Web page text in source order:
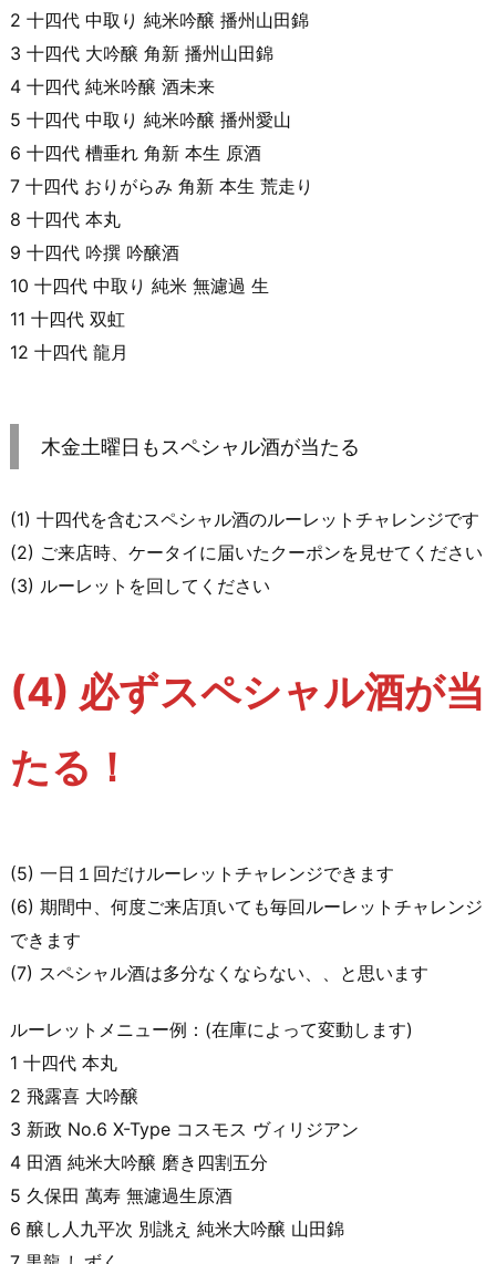
2 十四代 中取り 純米吟醸 播州山田錦
3 十四代 大吟醸 角新 播州山田錦
4 十四代 純米吟醸 酒未来
5 十四代 中取り 純米吟醸 播州愛山
6 十四代 槽垂れ 角新 本生 原酒
7 十四代 おりがらみ 角新 本生 荒走り
8 十四代 本丸
9 十四代 吟撰 吟醸酒
10 十四代 中取り 純米 無濾過 生
11 十四代 双虹
12 十四代 龍月
木金土曜日もスペシャル酒が当たる
(1) 十四代を含むスペシャル酒のルーレットチャレンジです
(2) ご来店時、ケータイに届いたクーポンを見せてください
(3) ルーレットを回してください
(4) 必ずスペシャル酒が当
たる！
(5) 一日１回だけルーレットチャレンジできます
(6) 期間中、何度ご来店頂いても毎回ルーレットチャレンジ
できます
(7) スペシャル酒は多分なくならない、、と思います
ルーレットメニュー例：(在庫によって変動します)
1 十四代 本丸
2 飛露喜 大吟醸
3 新政 No.6 X-Type コスモス ヴィリジアン
4 田酒 純米大吟醸 磨き四割五分
5 久保田 萬寿 無濾過生原酒
6 醸し人九平次 別誂え 純米大吟醸 山田錦